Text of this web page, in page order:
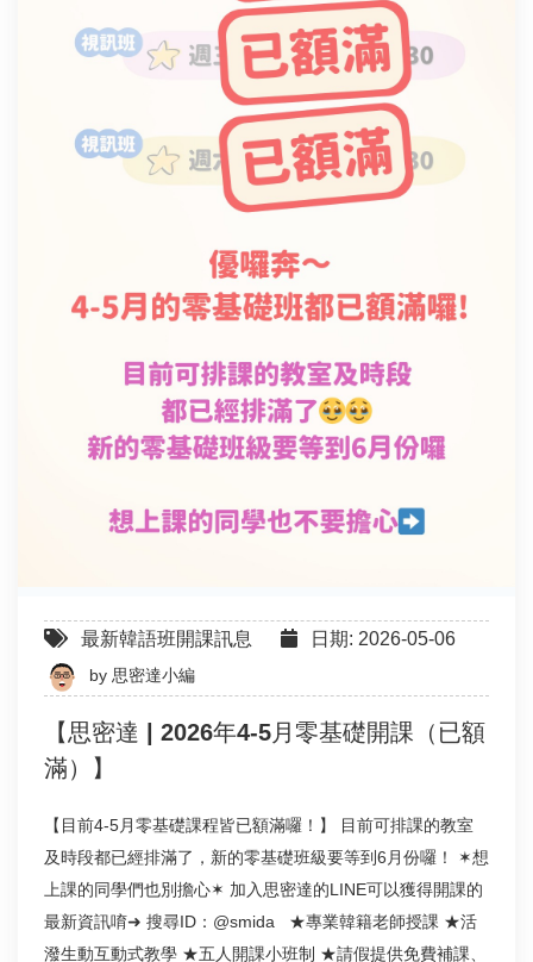
最新韓語班開課訊息 日期: 2026-05-06
by 思密達小編
【思密達 | 2026年4-5月零基礎開課（已額
滿）】
【目前4-5月零基礎課程皆已額滿囉！】 目前可排課的教室
及時段都已經排滿了，新的零基礎班級要等到6月份囉！ ✶想
上課的同學們也別擔心✶ 加入思密達的LINE可以獲得開課的
最新資訊唷➜ 搜尋ID：@smida ★專業韓籍老師授課 ★活
潑生動互動式教學 ★五人開課小班制 ★請假提供免費補課、